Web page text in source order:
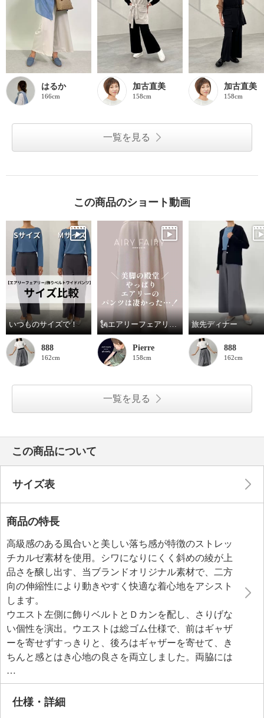
はるか
166cm
加古直美
158cm
加古直美
158cm
一覧を見る
この商品のショート動画
いつものサイズで！
888
162cm
🗽エアリーフェアリー 美脚パンツ
Pierre
158cm
旅先ディナー
888
162cm
一覧を見る
この商品について
サイズ表
商品の特長
高級感のある風合いと美しい落ち感が特徴のストレッ
チカルゼ素材を使用。シワになりにくく斜めの綾が上
品さを醸し出す、当ブランドオリジナル素材で、二方
向の伸縮性により動きやすく快適な着心地をアシスト
します。
ウエスト左側に飾りベルトとＤカンを配し、さりげな
い個性を演出。ウエストは総ゴム仕様で、前はギャザ
ーを寄せずすっきりと、後ろはギャザーを寄せて、き
ちんと感とはき心地の良さを両立しました。両脇には
ポケットをあしらい、利便性をプラス。ワイドシルエ
ットながらも適度な丈感で脚長効果も期待できます。
オールシーズン着用可能な万能アイテムとして、オン
仕様・詳細